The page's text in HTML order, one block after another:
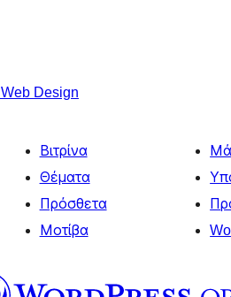
Web Design
Βιτρίνα
Θέματα
Πρόσθετα
Μοτίβα